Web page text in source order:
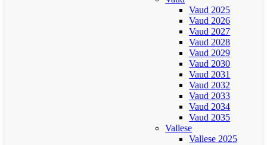
Vaud 2025
Vaud 2026
Vaud 2027
Vaud 2028
Vaud 2029
Vaud 2030
Vaud 2031
Vaud 2032
Vaud 2033
Vaud 2034
Vaud 2035
Vallese
Vallese 2025